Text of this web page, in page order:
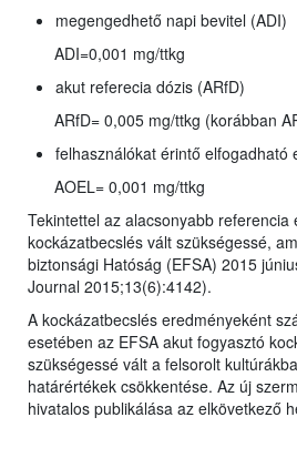
megengedhető napi bevitel (ADI)
ADI=0,001 mg/ttkg
akut referecia dózis (ARfD)
ARfD= 0,005 mg/ttkg (korábban
felhasználókat érintő elfogadható
AOEL= 0,001 mg/ttkg
Tekintettel az alacsonyabb referencia
kockázatbecslés vált szükségessé,
biztonsági Hatóság (EFSA) 2015
Journal 2015;13(6):4142).
A kockázatbecslés eredményeként
esetében az EFSA akut fogyasztó
szükségessé vált a felsorolt
határértékek csökkentése. Az új
hivatalos publikálása az elkövetkező